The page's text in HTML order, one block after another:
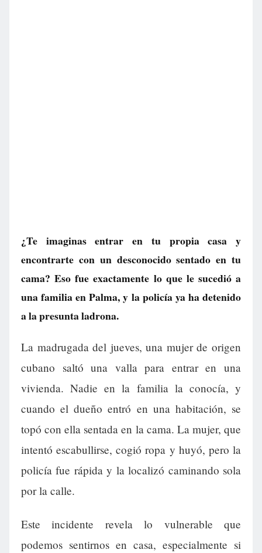
¿Te imaginas entrar en tu propia casa y
encontrarte con un desconocido sentado en tu
cama? Eso fue exactamente lo que le sucedió a
una familia en Palma, y la policía ya ha detenido
a la presunta ladrona.
La madrugada del jueves, una mujer de origen
cubano saltó una valla para entrar en una
vivienda. Nadie en la familia la conocía, y
cuando el dueño entró en una habitación, se
topó con ella sentada en la cama. La mujer, que
intentó escabullirse, cogió ropa y huyó, pero la
policía fue rápida y la localizó caminando sola
por la calle.
Este incidente revela lo vulnerable que
podemos sentirnos en casa, especialmente si